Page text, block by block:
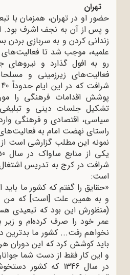
تهران
حضور او در تهران، همزمان با
و پس از آن به نجف اشرف بود.
زندانی کردن و به سربازی بردن
علمیه، موجب شد تا فعالیت‌های
رو به افول گذارد و
فعالیت‌های زیرزمینی و
پوشش اقدامات فرهنگی را
تشکیل جلسات دینی و
سیاسی، اقتصادی و فرهنگی
راستای نهضت امام به
نمونه این مطلب گزارشی است
شرافت در کرج به تدریس
است:
»حقایق را گفتم که کشور ما
و به همین علت [است] که من
(منظورش این بود که تبعیدی
عمر خود را صرف کرده‌ام و زیر
نخواهم رفت... کشور ما بدترین
باید کوشش کرد که این دوران
و این کار فقط از دست شما
در سال 1346 که